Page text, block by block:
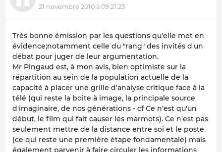
21 novembre 2010 à 09:21:23
Très bonne émission par les questions qu'elle met en
évidence;notamment celle du "rang" des invités d'un
débat pour juger de leur argumentation.
Mr Pingaud est, à mon avis, bien optimiste sur la
répartition au sein de la population actuelle de la
capacité à placer une grille d'analyse critique face à la
télé (qui reste la boite à image, la principale source
d'imaginaire, de nos générations - cf Ce n'est qu'un
début, le film qui fait causer les marmots). Ce n'est pas
seulement mettre de la distance entre soi et le poste
(ce qui reste une première étape fondamentale) mais
également parvenir à faire circuler les informations